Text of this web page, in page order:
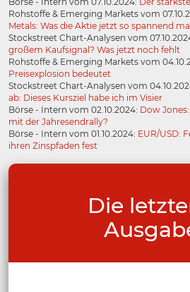
Rohstoffe & Emerging Markets vom
Metals: Was die Aktie jetzt so spannend
Stockstreet Chart-Analysen vom
großem Kaufsignal? Was jetzt noch fehlt
Rohstoffe & Emerging Markets vom
Preisexplosion bedeutet
Stockstreet Chart-Analysen vom
ab: Dieses Kursziel habe ich im Visier
Börse - Intern vom 02.10.2024: Dow
mit der Jahresendrally?
Börse - Intern vom 01.10.2024: EUR/USD:
ihren Zinspfaden fest
Die